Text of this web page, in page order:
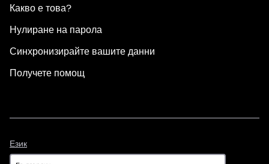
Какво е това?
Нулиране на парола
Синхронизирайте вашите данни
Получете помощ
Език